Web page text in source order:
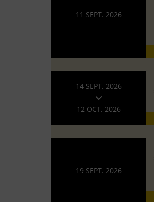
11 SEPT. 2026
14 SEPT. 2026
12 OCT. 2026
19 SEPT. 2026